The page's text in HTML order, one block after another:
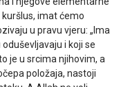
imat ćemo
u pravu vjeru: „Ima
i koji se
je u srcima njihovim, a
položaja, nastoji